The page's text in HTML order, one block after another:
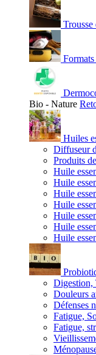
Bio - Nature
Huiles
Diffuseur
Produits
Huile
Huile
Huile
Huile
Huile
Huile
Huile
Digestion,
Douleurs
Défenses
Fatigue,
Fatigue,